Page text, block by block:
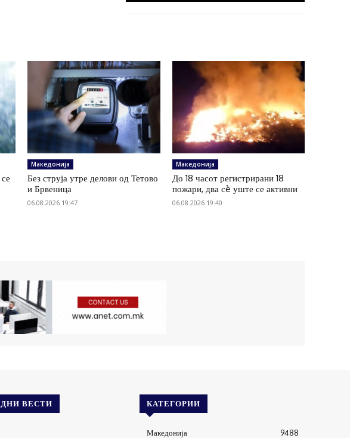
Македонија
Без струја утре делови од Тетово
и Брвеница
06.08.2026 19:47
Македонија
До 18 часот регистрирани 18
пожари, два сè уште се активни
06.08.2026 19:40
ВЕСТИ КАТЕГОРИИ
Македонија 9488